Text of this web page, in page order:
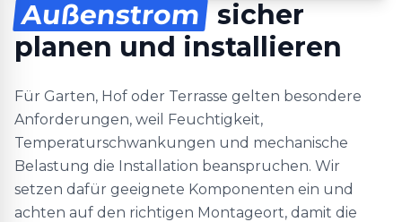
Außenstrom sicher
planen und installieren
Für Garten, Hof oder Terrasse gelten besondere
Anforderungen, weil Feuchtigkeit,
Temperaturschwankungen und mechanische
Belastung die Installation beanspruchen. Wir
setzen dafür geeignete Komponenten ein und
achten auf den richtigen Montageort, damit die